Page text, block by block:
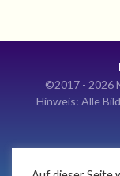
©2017 - 2026
Hinweis: Alle